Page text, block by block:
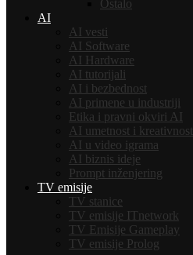
Ostalo
AI
AI vesti
AI Software
AI Hardware
AI tutorijali
AI i bezbednost
AI primene u industriji
Etika i pravni okviri AI
AI umetnost i kreativnost
AI u video igrama
AI biznis ideje
Prompt inženjering
TV emisije
TV stanice
TV emisije ITnetwork
TV Emisije Gameplay
TV emisije Prolog